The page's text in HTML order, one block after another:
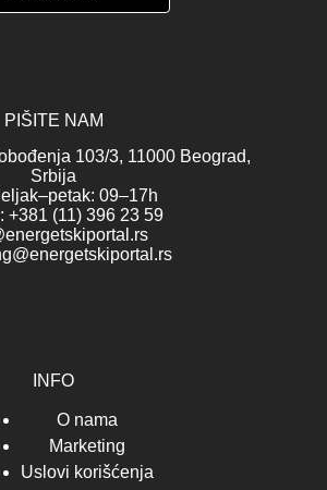
PIŠITE NAM
103/3, 11000 Beograd,
Srbija
09–17h
+381 (11) 396 23 59
INFO
O nama
Marketing
Uslovi korišćenja